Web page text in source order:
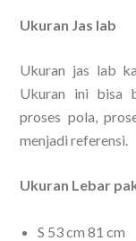
Ukuran Jas lab
Ukuran jas lab
Ukuran ini bisa
proses pola,
menjadi referensi.
Ukuran Lebar
S 53 cm 81 cm